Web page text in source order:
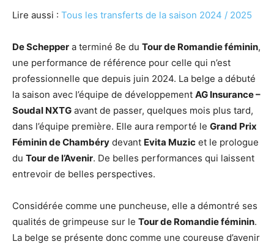
Lire aussi : Tous les transferts de la saison 2024 / 2025
De Schepper a terminé 8e du Tour de Romandie féminin,
une performance de référence pour celle qui n’est
professionnelle que depuis juin 2024. La belge a débuté
la saison avec l’équipe de développement AG Insurance –
Soudal NXTG avant de passer, quelques mois plus tard,
dans l’équipe première. Elle aura remporté le Grand Prix
Féminin de Chambéry devant Evita Muzic et le prologue
du Tour de l’Avenir. De belles performances qui laissent
entrevoir de belles perspectives.
Considérée comme une puncheuse, elle a démontré ses
qualités de grimpeuse sur le Tour de Romandie féminin.
La belge se présente donc comme une coureuse d’avenir